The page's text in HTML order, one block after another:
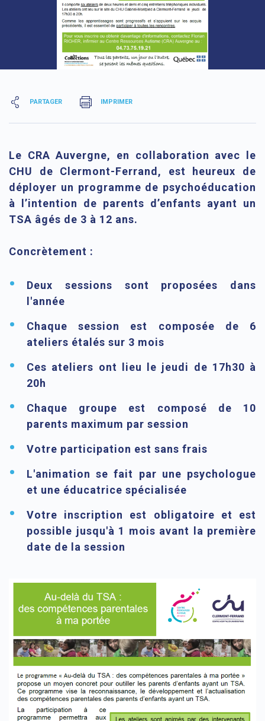
PARTAGER IMPRIMER
Le CRA Auvergne, en collaboration avec le
CHU de Clermont-Ferrand, est heureux de
déployer un programme de psychoéducation
à l’intention de parents d’enfants ayant un
TSA âgés de 3 à 12 ans.
Concrètement :
Deux sessions sont proposées dans
l'année
Chaque session est composée de 6
ateliers étalés sur 3 mois
Ces ateliers ont lieu le jeudi de 17h30 à
20h
Chaque groupe est composé de 10
parents maximum par session
Votre participation est sans frais
L'animation se fait par une psychologue
et une éducatrice spécialisée
Votre inscription est obligatoire et est
possible jusqu'à 1 mois avant la première
date de la session